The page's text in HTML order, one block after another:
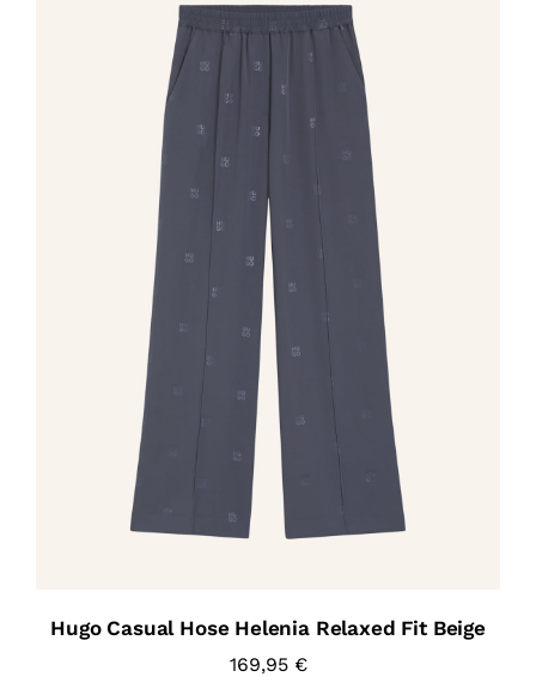
Hugo Casual Hose Helenia Relaxed Fit Beige
169,95 €